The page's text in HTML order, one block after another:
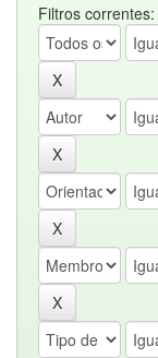
Filtros correntes: